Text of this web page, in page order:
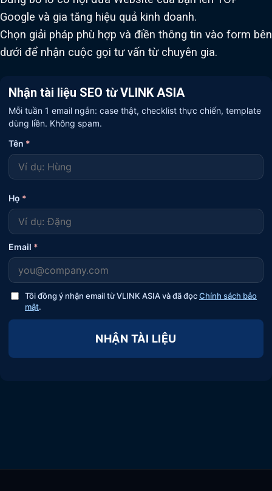
Google và gia tăng hiệu quả kinh doanh.
Chọn giải pháp phù hợp và điền thông tin vào form bên
dưới để nhận cuộc gọi tư vấn từ chuyên gia.
Nhận tài liệu SEO từ VLINK ASIA
Mỗi tuần 1 email ngắn: case thật, checklist thực chiến, template
dùng liền. Không spam.
Tên *
Họ *
Email *
Tôi đồng ý nhận email từ VLINK ASIA và đã đọcChính sách bảo
mật.
NHẬN TÀI LIỆU